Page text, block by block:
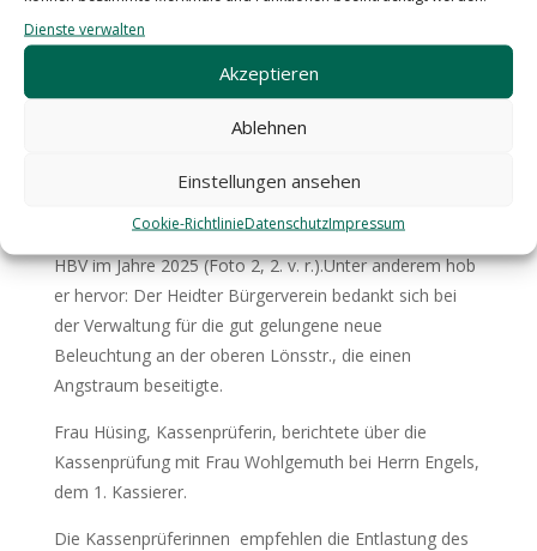
Dienste verwalten
Akzeptieren
Ablehnen
Einstellungen ansehen
Cookie-RichtlinieDatenschutzImpressum
urde die Tagesordnung harmonisch
Der 1. Vorsitzende berichtete über die Tätigkeit des
HBV im Jahre 2025 (Foto 2, 2. v. r.).Unter anderem hob
er hervor: Der Heidter Bürgerverein bedankt sich bei
der Verwaltung für die gut gelungene neue
Beleuchtung an der oberen Lönsstr., die einen
Angstraum beseitigte.
Frau Hüsing, Kassenprüferin, berichtete über die
Kassenprüfung mit Frau Wohlgemuth bei Herrn Engels,
dem 1. Kassierer.
Die Kassenprüferinnen empfehlen die Entlastung des